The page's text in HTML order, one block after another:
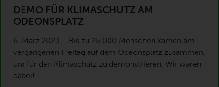
DEMO FÜR KLIMASCHUTZ AM
ODEONSPLATZ
6. März 2023 – Bis zu 25.000 Menschen kamen am
vergangenen Freitag auf dem Odeonsplatz zusammen,
um für den Klimaschutz zu demonstrieren. Wir waren
dabei!